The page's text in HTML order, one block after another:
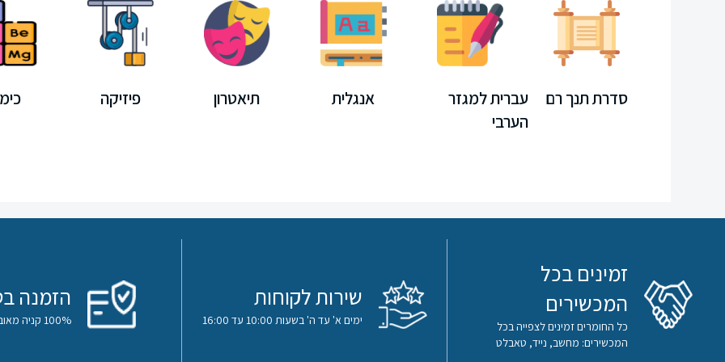
חוברות
משחקים
חינוך
פיזיקה תיאטרון אנגלית
עברית למגזר
הערבי
סדרת תנך רם
זמינים בכל
המכשירים
כל החומרים זמינים לצפייה בכל
המכשירים: מחשב, נייד, טאבלט
שירות לקוחות
ימים א' עד ה' בשעות 10:00 עד 16:00
הזמנה
100% קניה מאובטחת